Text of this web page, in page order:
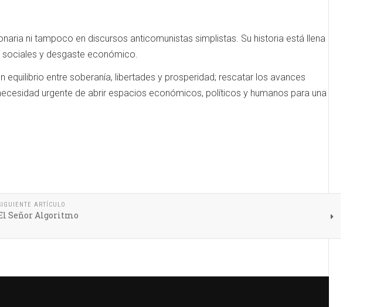
ni tampoco en discursos anticomunistas simplistas. Su historia está llena
sociales y desgaste económico.
entre soberanía, libertades y prosperidad; rescatar los avances
urgente de abrir espacios económicos, políticos y humanos para una
ARTÍCULO
Señor Algoritmo